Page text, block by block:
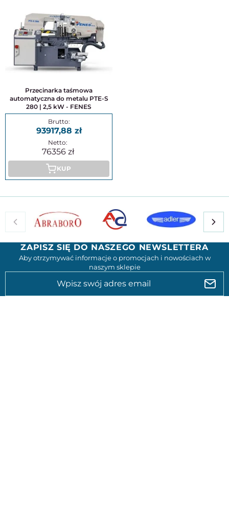
Przecinarka taśmowa
automatyczna do metalu PTE-S
280 | 2,5 kW - FENES
93917,88
76356
KUP
ZAPISZ SIĘ DO NASZEGO NEWSLETTERA
Aby otrzymywać informacje o promocjach i nowościach w
naszym sklepie